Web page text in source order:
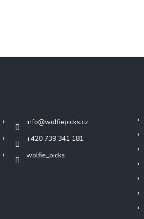
info@wolfiepicks.cz
+420 739 341 181
wolfie_picks